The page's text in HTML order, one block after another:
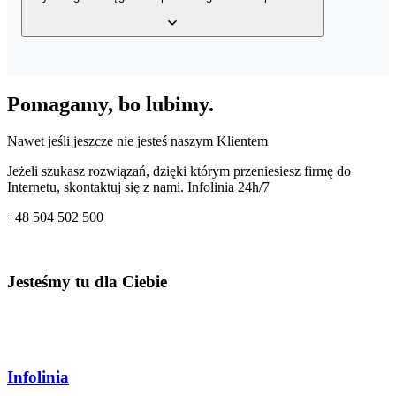
Twoim magazynie z dowolnego miejsca o dowolnej porze.
JPK_KPiR. Dzięki temu co miesiąc przygotujesz odpowiedni plik
Pomagamy, bo lubimy.
Nawet jeśli jeszcze nie jesteś naszym Klientem
Jeżeli szukasz rozwiązań, dzięki którym przeniesiesz firmę do
Internetu, skontaktuj się z nami. Infolinia 24h/7
+48 504 502 500
Jesteśmy tu dla Ciebie
Infolinia